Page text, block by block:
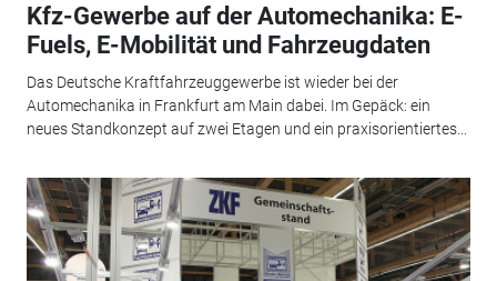
Kfz-Gewerbe auf der Automechanika: E-
Fuels, E-Mobilität und Fahrzeugdaten
Das Deutsche Kraftfahrzeuggewerbe ist wieder bei der
Automechanika in Frankfurt am Main dabei. Im Gepäck: ein
neues Standkonzept auf zwei Etagen und ein praxisorientiertes...